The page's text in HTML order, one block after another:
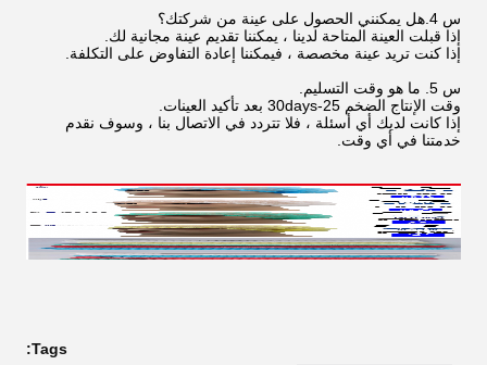
س 4.هل يمكنني الحصول على عينة من شركتك؟
إذا قبلت العينة المتاحة لدينا ، يمكننا تقديم عينة مجانية لك.
إذا كنت تريد عينة مخصصة ، فيمكننا إعادة التفاوض على التكلفة.
س 5. ما هو وقت التسليم.
وقت الإنتاج الضخم 25-30days بعد تأكيد العينات.
إذا كانت لديك أي أسئلة ، فلا تتردد في الاتصال بنا ، وسوف نقدم
خدمتنا في أي وقت.
Tags: